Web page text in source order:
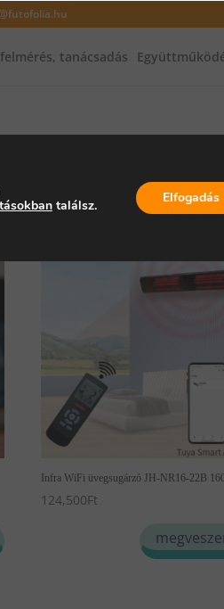
tanácsadás
Infra WiFi üvegsugárzó JH-NR16-22B
124,500Ft
találsz. Elfogadás